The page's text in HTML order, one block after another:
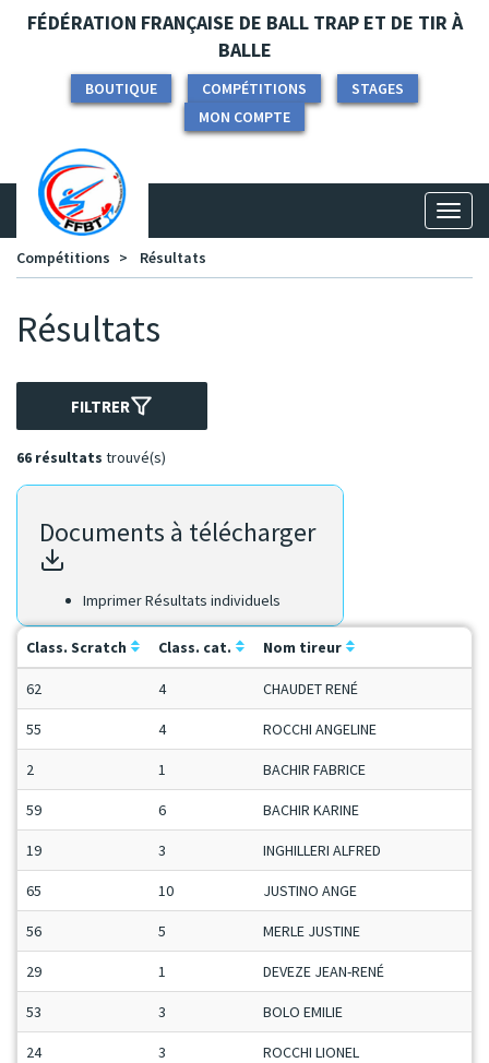
Panneau de gestion des cookies
FÉDÉRATION FRANÇAISE DE BALL TRAP ET DE TIR À
BALLE
BOUTIQUE COMPÉTITIONS
STAGES
MON COMPTE
Compétitions
Résultats
Résultats
FILTRER
66 résultats trouvé(s)
Documents à télécharger
Imprimer Résultats individuels
Class. Scratch Class. cat. Nom tireur
62 4 CHAUDET RENÉ
55 4 ROCCHI ANGELINE
2 1 BACHIR FABRICE
59 6 BACHIR KARINE
19 3 INGHILLERI ALFRED
65 10 JUSTINO ANGE
56 5 MERLE JUSTINE
29 1 DEVEZE JEAN-RENÉ
53 3 BOLO EMILIE
24 3 ROCCHI LIONEL